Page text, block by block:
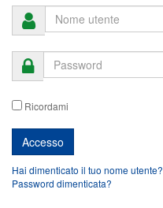
Ricordami
Hai dimenticato il tuo nome utente?
Password dimenticata?